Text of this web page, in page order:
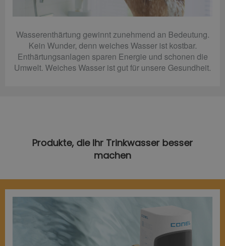
Wasserenthärtung gewinnt zunehmend an Bedeutung.
Kein Wunder, denn weiches Wasser ist kostbar.
Enthärtungsanlagen sparen Energie und schonen die
Umwelt. Weiches Wasser ist gut für unsere Gesundheit.
Produkte, die Ihr Trinkwasser besser
machen